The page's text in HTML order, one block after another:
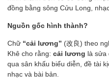
đồng bằng sông Cửu Long,
Nguồn gốc hình thành?
Chữ “cải lương” (改良) theo
Khê cho rằng: cải lương là sửa
qua sân khấu biểu diễn, đề tài
nhạc và bài bản.